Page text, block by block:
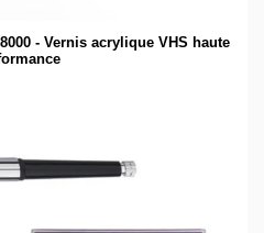
- Vernis acrylique VHS haute